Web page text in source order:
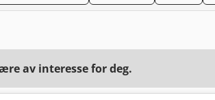
av interesse for deg.